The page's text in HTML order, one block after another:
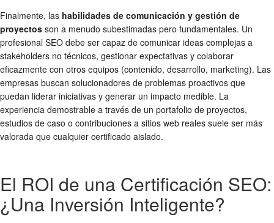
Finalmente, las habilidades de comunicación y gestión de
proyectos son a menudo subestimadas pero fundamentales. Un
profesional SEO debe ser capaz de comunicar ideas complejas a
stakeholders no técnicos, gestionar expectativas y colaborar
eficazmente con otros equipos (contenido, desarrollo, marketing). Las
empresas buscan solucionadores de problemas proactivos que
puedan liderar iniciativas y generar un impacto medible. La
experiencia demostrable a través de un portafolio de proyectos,
estudios de caso o contribuciones a sitios web reales suele ser más
valorada que cualquier certificado aislado.
El ROI de una Certificación SEO:
¿Una Inversión Inteligente?